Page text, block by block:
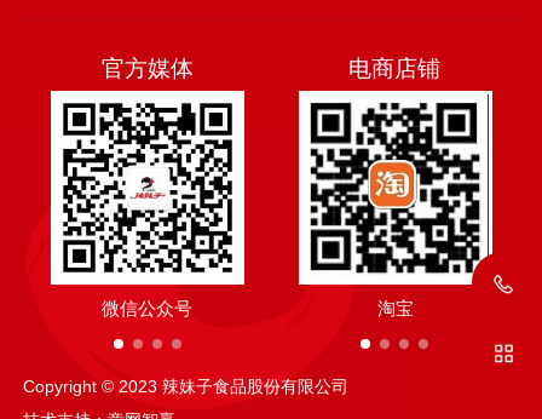
官方媒体
微信公众号 抖音
电商店铺
抖音 淘宝
Copyright © 2023 辣妹子食品股份有限公司